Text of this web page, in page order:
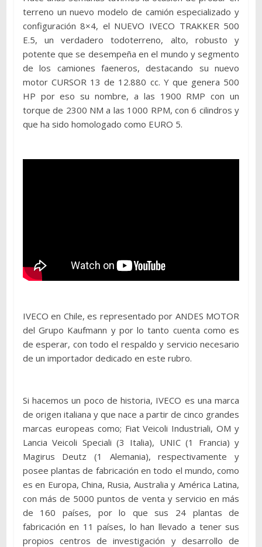
terreno un nuevo modelo de camión especializado y
configuración 8×4, el NUEVO IVECO TRAKKER 500
E.5, un verdadero todoterreno, alto, robusto y
potente que se desempeña en el mundo y segmento
de los camiones faeneros, destacando su nuevo
motor CURSOR 13 de 12.880 cc. Y que genera 500
HP por eso su nombre, a las 1900 RMP con un
torque de 2300 NM a las 1000 RPM, con 6 cilindros y
que ha sido homologado como EURO 5.
IVECO en Chile, es representado por ANDES MOTOR
del Grupo Kaufmann y por lo tanto cuenta como es
de esperar, con todo el respaldo y servicio necesario
de un importador dedicado en este rubro.
Si hacemos un poco de historia, IVECO es una marca
de origen italiana y que nace a partir de cinco grandes
marcas europeas como; Fiat Veicoli Industriali, OM y
Lancia Veicoli Speciali (3 Italia), UNIC (1 Francia) y
Magirus Deutz (1 Alemania), respectivamente y
posee plantas de fabricación en todo el mundo, como
es en Europa, China, Rusia, Australia y América Latina,
con más de 5000 puntos de venta y servicio en más
de 160 países, por lo que sus 24 plantas de
fabricación en 11 países, lo han llevado a tener sus
propios centros de investigación y desarrollo de